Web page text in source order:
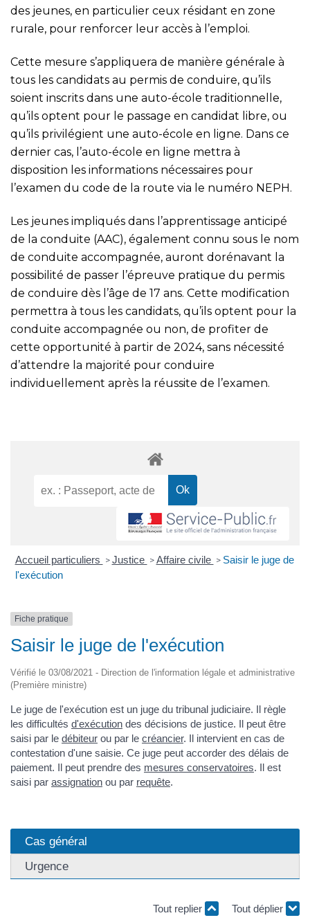
des jeunes, en particulier ceux résidant en zone
rurale, pour renforcer leur accès à l’emploi.
Cette mesure s’appliquera de manière générale à
tous les candidats au permis de conduire, qu’ils
soient inscrits dans une auto-école traditionnelle,
qu’ils optent pour le passage en candidat libre, ou
qu’ils privilégient une auto-école en ligne. Dans ce
dernier cas, l’auto-école en ligne mettra à
disposition les informations nécessaires pour
l’examen du code de la route via le numéro NEPH.
Les jeunes impliqués dans l’apprentissage anticipé
de la conduite (AAC), également connu sous le nom
de conduite accompagnée, auront dorénavant la
possibilité de passer l’épreuve pratique du permis
de conduire dès l’âge de 17 ans. Cette modification
permettra à tous les candidats, qu’ils optent pour la
conduite accompagnée ou non, de profiter de
cette opportunité à partir de 2024, sans nécessité
d’attendre la majorité pour conduire
individuellement après la réussite de l’examen.
Accueil particuliers > Justice > Affaire civile > Saisir le juge de
l'exécution
Fiche pratique
Saisir le juge de l'exécution
Vérifié le 03/08/2021 - Direction de l'information légale et administrative
(Première ministre)
Le juge de l'exécution est un juge du tribunal judiciaire. Il règle
les difficultés d'exécution des décisions de justice. Il peut être
saisi par le débiteur ou par le créancier. Il intervient en cas de
contestation d'une saisie. Ce juge peut accorder des délais de
paiement. Il peut prendre des mesures conservatoires. Il est
saisi par assignation ou par requête.
Cas général
Urgence
Tout replier Tout déplier